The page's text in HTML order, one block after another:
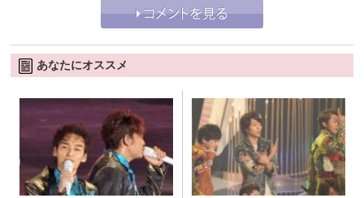
あなたにオススメ